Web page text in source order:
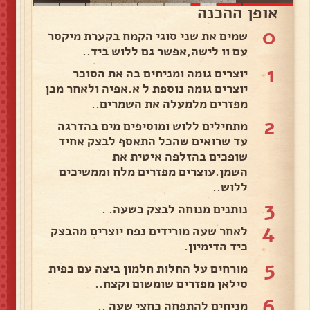
אופן ההכנה
0
שמים את שני סוגי הקמח בקערת מיקסר
עם וו לישה,אפשר גם ללוש ביד..
1
יוצרים גומה ומניחים בה את הסוכר
יוצרים גומה נוספת ל א.אפיה ולאחר מכן
מפזרים מלמעלה את השמרים..
2
מתחילים ללוש ומוסיפים מים בהדרגה
עד שרואים שהכל התאסף לבצק אחיד
שופכים בהזלפה איטית את
השמן.עוצרים מפזרים מלח וממשיכים
ללוש..
3 נותנים מנוחה לבצק כשעה. .
4
לאחר שעה מורידים נפח יוצרים מהבצק
כיד הדימיון.
5
מורחים על החלות חלמון ביצה עם כפית
סילאן מפזרים שומשום וקצח..
מניחים להתפחה כחצי שעה ..